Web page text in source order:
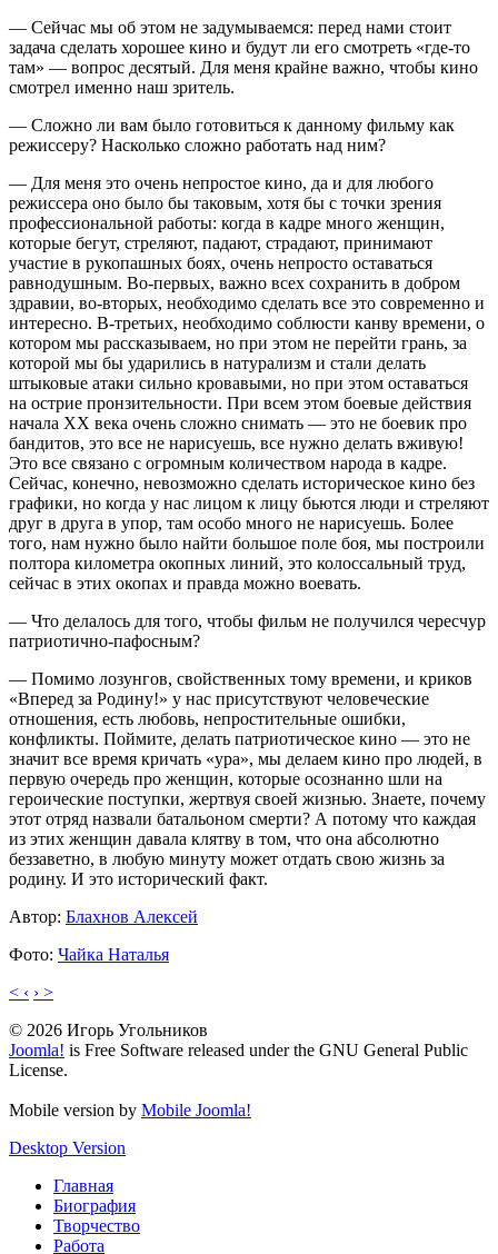
— Сейчас мы об этом не задумываемся: перед нами стоит
задача сделать хорошее кино и будут ли его смотреть «где-то
там» — вопрос десятый. Для меня крайне важно, чтобы кино
смотрел именно наш зритель.
— Сложно ли вам было готовиться к данному фильму как
режиссеру? Насколько сложно работать над ним?
— Для меня это очень непростое кино, да и для любого
режиссера оно было бы таковым, хотя бы с точки зрения
профессиональной работы: когда в кадре много женщин,
которые бегут, стреляют, падают, страдают, принимают
участие в рукопашных боях, очень непросто оставаться
равнодушным. Во-первых, важно всех сохранить в добром
здравии, во-вторых, необходимо сделать все это современно и
интересно. В-третьих, необходимо соблюсти канву времени, о
котором мы рассказываем, но при этом не перейти грань, за
которой мы бы ударились в натурализм и стали делать
штыковые атаки сильно кровавыми, но при этом оставаться
на острие пронзительности. При всем этом боевые действия
начала ХХ века очень сложно снимать — это не боевик про
бандитов, это все не нарисуешь, все нужно делать вживую!
Это все связано с огромным количеством народа в кадре.
Сейчас, конечно, невозможно сделать историческое кино без
графики, но когда у нас лицом к лицу бьются люди и стреляют
друг в друга в упор, там особо много не нарисуешь. Более
того, нам нужно было найти большое поле боя, мы построили
полтора километра окопных линий, это колоссальный труд,
сейчас в этих окопах и правда можно воевать.
— Что делалось для того, чтобы фильм не получился чересчур
патриотично-пафосным?
— Помимо лозунгов, свойственных тому времени, и криков
«Вперед за Родину!» у нас присутствуют человеческие
отношения, есть любовь, непростительные ошибки,
конфликты. Поймите, делать патриотическое кино — это не
значит все время кричать «ура», мы делаем кино про людей, в
первую очередь про женщин, которые осознанно шли на
героические поступки, жертвуя своей жизнью. Знаете, почему
этот отряд назвали батальоном смерти? А потому что каждая
из этих женщин давала клятву в том, что она абсолютно
беззаветно, в любую минуту может отдать свою жизнь за
родину. И это исторический факт.
Автор: Блахнов Алексей
Фото: Чайка Наталья
< ‹ › >
© 2026 Игорь Угольников
Joomla! is Free Software released under the GNU General Public
License.
Mobile version by Mobile Joomla!
Desktop Version
Главная
Биография
Творчество
Работа